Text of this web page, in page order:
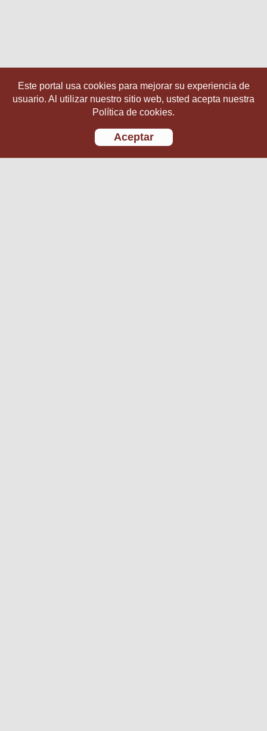
Este portal usa cookies para mejorar su experiencia de
usuario. Al utilizar nuestro sitio web, usted acepta nuestra
Política de cookies.
Aceptar